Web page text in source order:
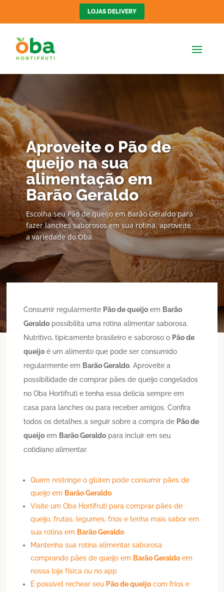
LOJAS DELIVERY
Aproveite o Pão de
queijo na sua
alimentação em
Barão Geraldo
Escolha seu Pão de queijo em Barão Geraldo para
fazer lanches saborosos em sua rotina, aproveite
a variedade do Oba.
Consumir regularmente Pão de queijo em Barão
Geraldo possibilita uma rotina alimentar saborosa.
Nutritivo, tipicamente brasileiro e saboroso o Pão de
queijo é um alimento que pode ser consumido
regularmente em Barão Geraldo. Aproveite a
possibilidade de comprar pães de queijo congelados
no Oba Hortifruti e tenha essa delícia sempre em
casa para lanches ou para receber amigos. Confira
todos os detalhes a seguir sobre a compra de Pão de
queijo em Barão Geraldo para incluir em seu
cotidiano alimentar.
Quem restringe o glúten pode consumir pães de
queijo em Barão Geraldo
Visite um Oba Hortifruti para comprar pães de
queijo, frutas, legumes, frios e tenha mais sabor em
sua rotina em Barão Geraldo
Mantenha sua rotina alimentar saborosa
comprando pães de queijo em Barão Geraldo em
nossa loja física ou no app
É possível rechear seu Pão de queijo com frios e